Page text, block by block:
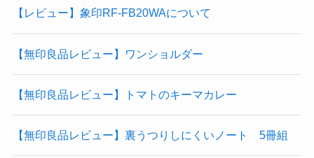
【レビュー】象印RF-FB20WAについて
【無印良品レビュー】ワンショルダー
【無印良品レビュー】トマトのキーマカレー
【無印良品レビュー】裏うつりしにくいノート 5冊組